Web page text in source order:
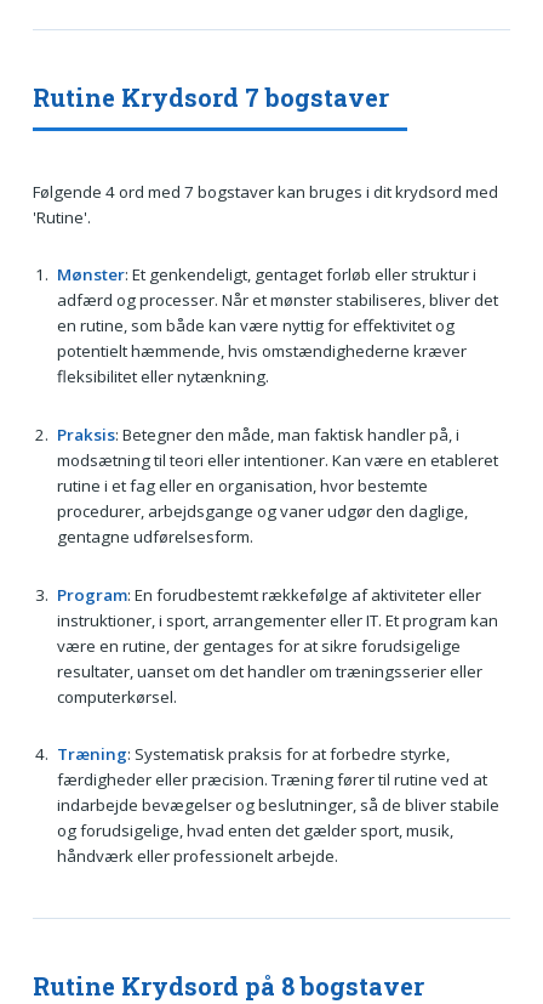
Rutine Krydsord 7 bogstaver
Følgende 4 ord med 7 bogstaver kan bruges i dit krydsord med
'Rutine'.
Mønster: Et genkendeligt, gentaget forløb eller struktur i
adfærd og processer. Når et mønster stabiliseres, bliver det
en rutine, som både kan være nyttig for effektivitet og
potentielt hæmmende, hvis omstændighederne kræver
fleksibilitet eller nytænkning.
Praksis: Betegner den måde, man faktisk handler på, i
modsætning til teori eller intentioner. Kan være en etableret
rutine i et fag eller en organisation, hvor bestemte
procedurer, arbejdsgange og vaner udgør den daglige,
gentagne udførelsesform.
Program: En forudbestemt rækkefølge af aktiviteter eller
instruktioner, i sport, arrangementer eller IT. Et program kan
være en rutine, der gentages for at sikre forudsigelige
resultater, uanset om det handler om træningsserier eller
computerkørsel.
Træning: Systematisk praksis for at forbedre styrke,
færdigheder eller præcision. Træning fører til rutine ved at
indarbejde bevægelser og beslutninger, så de bliver stabile
og forudsigelige, hvad enten det gælder sport, musik,
håndværk eller professionelt arbejde.
Rutine Krydsord på 8 bogstaver